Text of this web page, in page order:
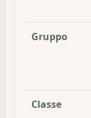
Gruppo
Classe